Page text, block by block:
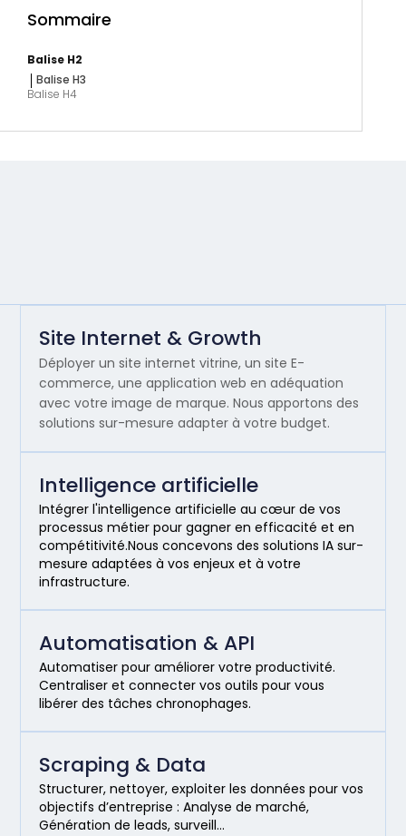
Sommaire
Balise H2
Balise H3
Balise H4
Site Internet & Growth
Déployer un site internet vitrine, un site E-
commerce, une application web en adéquation
avec votre image de marque. Nous apportons des
solutions sur-mesure adapter à votre budget.
Automatisation & API
Automatiser pour améliorer votre productivité.
Centraliser et connecter vos outils pour vous
libérer des tâches chronophages.
Scraping & Data
Structurer, nettoyer, exploiter les données pour vos
objectifs d’entreprise : Analyse de marché,
Génération de leads, surveill…
Intelligence artificielle
Intégrer l'intelligence artificielle au cœur de vos
processus métier pour gagner en efficacité et en
compétitivité.Nous concevons des solutions IA sur-
mesure adaptées à vos enjeux et à votre
infrastructure.